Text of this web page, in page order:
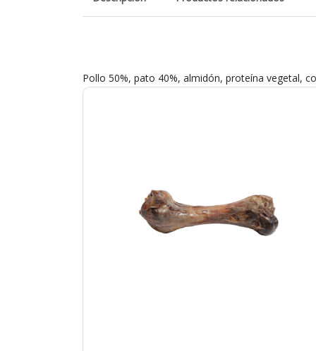
Pollo 50%, pato 40%, almidón, proteína vegetal,